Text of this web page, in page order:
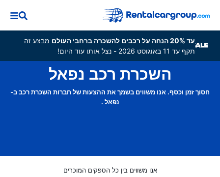
עד 20% הנחה על רכבים להשכרה ברחבי העולם
מבצע זה
תקף עד 11 באוגוסט 2026 - נצל אותו עוד היום!
השכרת רכב נפאל
חסוך זמן וכסף. אנו משווים בשמך את ההצעות של חברות השכרת רכב ב-
נפאל .
אנו משווים בין כל הספקים המוכרים